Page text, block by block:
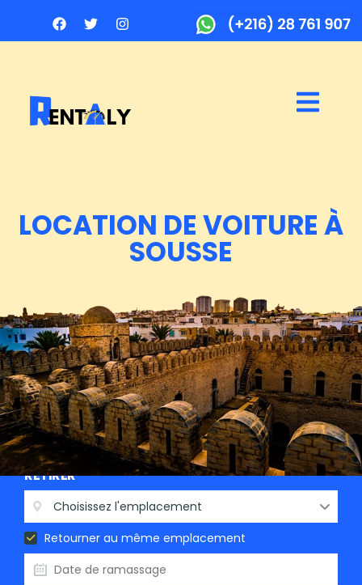
RETIRER
Choisissez l'emplacement
Retourner au même emplacement
LOCATION DE VOITURE À
SOUSSE